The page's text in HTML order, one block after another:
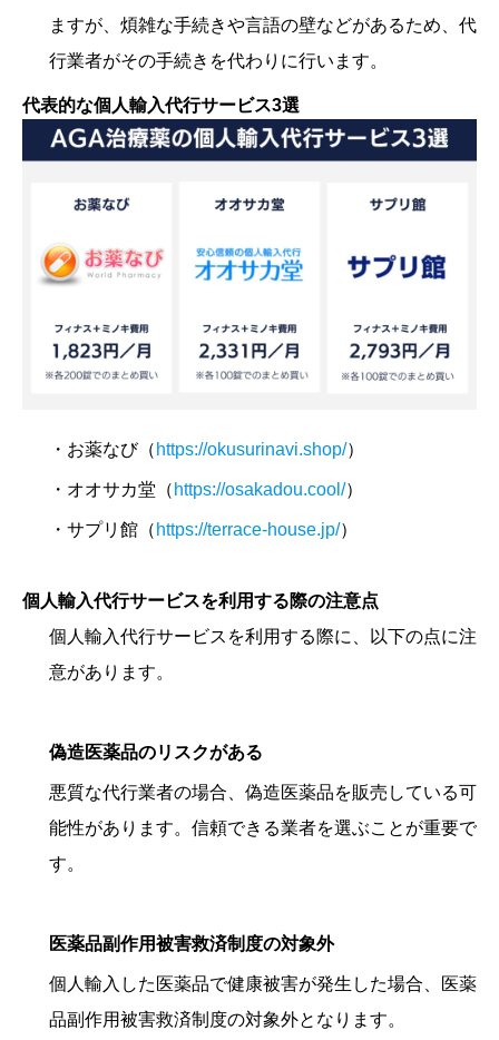
ますが、煩雑な手続きや言語の壁などがあるため、代
行業者がその手続きを代わりに行います。
代表的な個人輸入代行サービス3選
・お薬なび（ https://okusurinavi.shop/）
・オオサカ堂（ https://osakadou.cool/）
・サプリ館（ https://terrace-house.jp/）
個人輸入代行サービスを利用する際の注意点
個人輸入代行サービスを利用する際に、以下の点に注
意があります。
偽造医薬品のリスクがある
悪質な代行業者の場合、偽造医薬品を販売している可
能性があります。信頼できる業者を選ぶことが重要で
す。
医薬品副作用被害救済制度の対象外
個人輸入した医薬品で健康被害が発生した場合、医薬
品副作用被害救済制度の対象外となります。